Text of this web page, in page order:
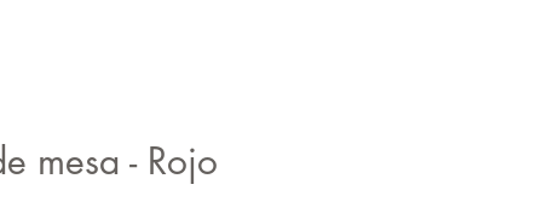
mesa - Rojo